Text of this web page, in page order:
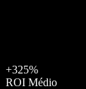
+325%
ROI Médio